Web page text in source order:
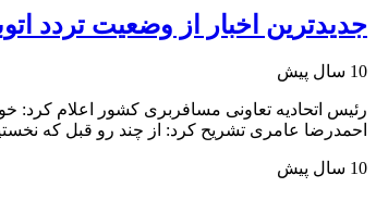
جدیدترین اخبار از وضعیت تردد
10 سال پیش
رئیس اتحادیه تعاونی مسافربری کشور اعلام کرد:
احمدرضا عامری تشریح کرد: از چند رو قبل که
10 سال پیش